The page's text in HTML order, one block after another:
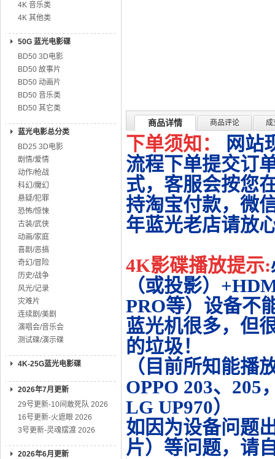
4K 音乐类
4K 其他类
50G 蓝光电影碟
BD50 3D电影
BD50 故事片
BD50 动画片
BD50 音乐类
BD50 其它类
蓝光电影总分类
BD25 3D电影
剧情/爱情
动作/枪战
科幻/魔幻
悬疑/犯罪
恐怖/惊悚
古装/武侠
动画/家庭
喜剧/恶搞
奇幻/冒险
历史/战争
风光/记录
灾难片
连续剧/美剧
演唱会/音乐会
测试碟/演示碟
4K-25G蓝光电影碟
2026年7月更新
29号更新-10间敢死队 2026
16号更新-火遮眼 2026
3号更新-灵魂摆渡 2026
2026年6月更新
商品详情 商品评论 成
下单须知：
网站
流程下单提交订
式，客服会按您
持淘宝付款，微
年蓝光老店请放
4K影碟播放提示:
（或投影）
PRO等）设备不
蓝光机很多，但
的垃圾！
（目前所知能播
OPPO 203、205
LG UP970）
如因为设备问题
片）等问题，请